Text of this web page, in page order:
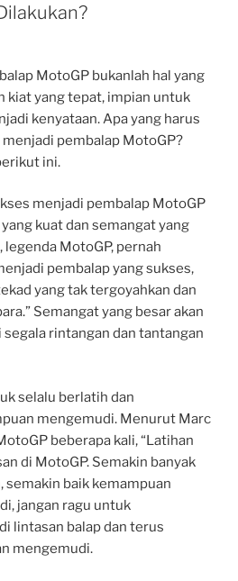
MotoGP bukanlah hal yang
kiat yang tepat, impian untuk
kenyataan. Apa yang harus
pembalap MotoGP?
ini.
menjadi pembalap MotoGP
kuat dan semangat yang
legenda MotoGP, pernah
pembalap yang sukses,
yang tak tergoyahkan dan
Semangat yang besar akan
rintangan dan tantangan
selalu berlatih dan
mengemudi. Menurut Marc
beberapa kali, “Latihan
di MotoGP. Semakin banyak
semakin baik kemampuan
jangan ragu untuk
lintasan balap dan terus
mengemudi.